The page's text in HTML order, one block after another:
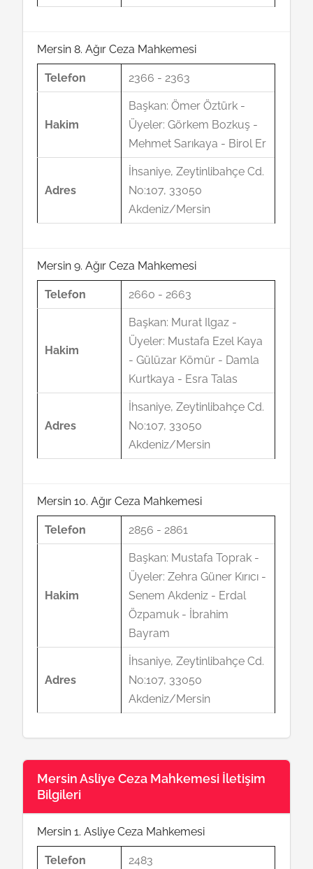
Mersin 8. Ağır Ceza Mahkemesi
Telefon 2366 - 2363
Hakim
Başkan: Ömer Öztürk -
Üyeler: Görkem Bozkuş -
Mehmet Sarıkaya - Birol Er
Adres
İhsaniye, Zeytinlibahçe Cd.
No:107, 33050
Akdeniz/Mersin
Mersin 9. Ağır Ceza Mahkemesi
Telefon 2660 - 2663
Hakim
Başkan: Murat Ilgaz -
Üyeler: Mustafa Ezel Kaya
- Gülüzar Kömür - Damla
Kurtkaya - Esra Talas
Adres
İhsaniye, Zeytinlibahçe Cd.
No:107, 33050
Akdeniz/Mersin
Mersin 10. Ağır Ceza Mahkemesi
Telefon 2856 - 2861
Hakim
Başkan: Mustafa Toprak -
Üyeler: Zehra Güner Kırıcı -
Senem Akdeniz - Erdal
Özpamuk - İbrahim
Bayram
Adres
İhsaniye, Zeytinlibahçe Cd.
No:107, 33050
Akdeniz/Mersin
Mersin Asliye Ceza Mahkemesi İletişim
Bilgileri
Mersin 1. Asliye Ceza Mahkemesi
Telefon 2483